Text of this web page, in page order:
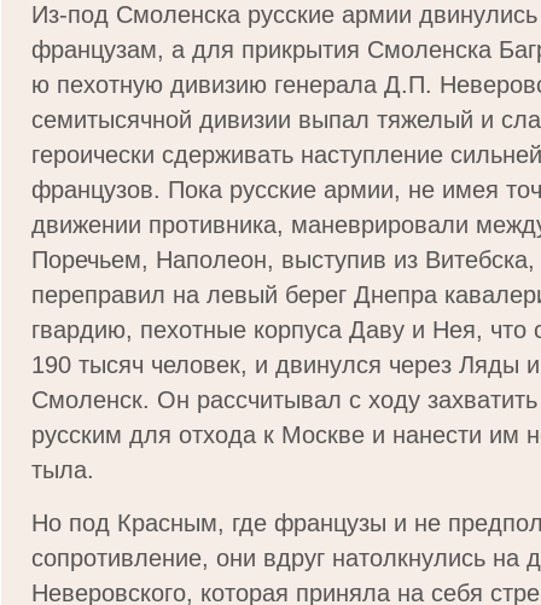
Из-под Смоленска русские армии двинулись
французам, а для прикрытия Смоленска
ю пехотную дивизию генерала Д.П.
семитысячной дивизии выпал тяжелый и
героически сдерживать наступление
французов. Пока русские армии, не имея
движении про­тивника, маневрировали
Поречьем, Наполеон, выступив из
переправил на левый берег Днепра
гвардию, пехотные корпуса Даву и Нея, что
190 тысяч человек, и двинулся через Ляды
Смоленск. Он рассчитывал с хо­ду захватить
русским для отхода к Москве и нанести им
тыла.
Но под Красным, где французы и не
сопротив­ление, они вдруг натолкнулись на
Неверовского, которая приняла на себя